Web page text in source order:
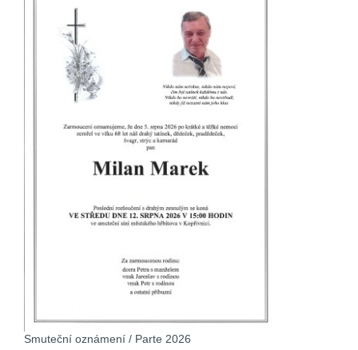
Smuteční oznámení / Parte 2026